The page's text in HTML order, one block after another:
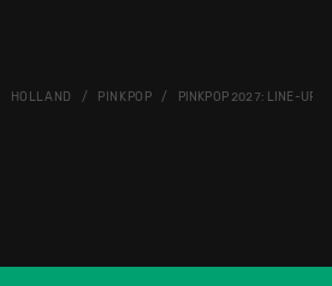
HOLLAND PINKPOP PINKPOP 2027: LINE-UP